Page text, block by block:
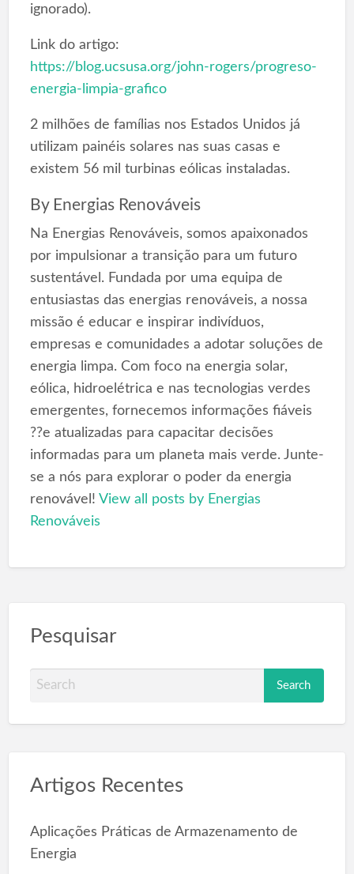
ignorado).
Link do artigo:
https://blog.ucsusa.org/john-rogers/progreso-
energia-limpia-grafico
2 milhões de famílias nos Estados Unidos já
utilizam painéis solares nas suas casas e
existem 56 mil turbinas eólicas instaladas.
By Energias Renováveis
Na Energias Renováveis, somos apaixonados
por impulsionar a transição para um futuro
sustentável. Fundada por uma equipa de
entusiastas das energias renováveis, a nossa
missão é educar e inspirar indivíduos,
empresas e comunidades a adotar soluções de
energia limpa. Com foco na energia solar,
eólica, hidroelétrica e nas tecnologias verdes
emergentes, fornecemos informações fiáveis
??e atualizadas para capacitar decisões
informadas para um planeta mais verde. Junte-
se a nós para explorar o poder da energia
renovável! View all posts by Energias
Renováveis
Pesquisar
a
h
o
r
Artigos Recentes
Aplicações Práticas de Armazenamento de
Energia